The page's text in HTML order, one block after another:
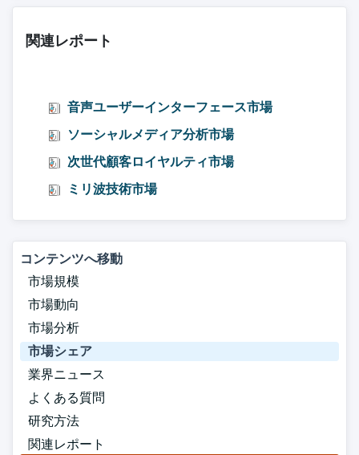
関連レポート
音声ユーザーインターフェース市場
ソーシャルメディア分析市場
次世代顧客ロイヤルティ市場
ミリ波技術市場
コンテンツへ移動
市場規模
市場動向
市場分析
市場シェア
業界ニュース
よくある質問
研究方法
関連レポート